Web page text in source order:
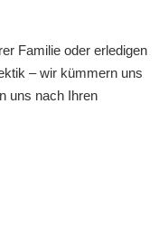
Familie oder erledigen
– wir kümmern uns
uns nach Ihren